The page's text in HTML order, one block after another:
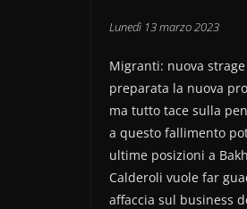
a
c
e
b
o
o
k
w
itt
er
n
di
vi
di
Lunedì 13 marzo 2023
Migranti: nuova
preparata la nuova
ma tutto tace sulla
a questo fallimento
ultime posizioni a
Calderoli vuole far
affaccia sul business